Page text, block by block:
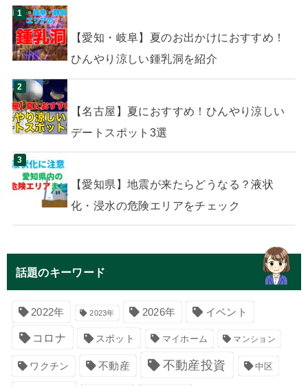
【愛知・岐阜】夏のお出かけにおすすめ！
ひんやり涼しい鍾乳洞を紹介
【名古屋】夏におすすめ！ひんやり涼しい
デートスポット3選
【愛知県】地震が来たらどうなる？液状
化・浸水の危険エリアをチェック
話題のキーワード
2022年 2023年 2026年 イベント
コロナ スポット マイホーム マンション
ワクチン 不動産 不動産投資 中区